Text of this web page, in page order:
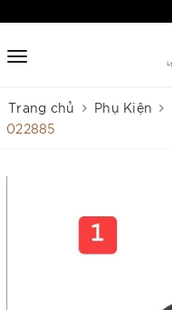
Trang chủ Phụ Kiện
022885